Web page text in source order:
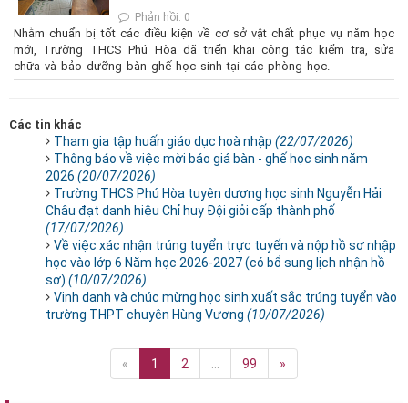
Phản hồi: 0
Nhằm chuẩn bị tốt các điều kiện về cơ sở vật chất phục vụ năm học
mới, Trường THCS Phú Hòa đã triển khai công tác kiểm tra, sửa
chữa và bảo dưỡng bàn ghế học sinh tại các phòng học.
Các tin khác
Tham gia tập huấn giáo dục hoà nhập (22/07/2026)
Thông báo về việc mời báo giá bàn - ghế học sinh năm
2026 (20/07/2026)
Trường THCS Phú Hòa tuyên dương học sinh Nguyễn Hải
Châu đạt danh hiệu Chỉ huy Đội giỏi cấp thành phố
(17/07/2026)
Về việc xác nhận trúng tuyển trực tuyến và nộp hồ sơ nhập
học vào lớp 6 Năm học 2026-2027 (có bổ sung lịch nhận hồ
sơ) (10/07/2026)
Vinh danh và chúc mừng học sinh xuất sắc trúng tuyển vào
trường THPT chuyên Hùng Vương (10/07/2026)
« 1 2 99 »